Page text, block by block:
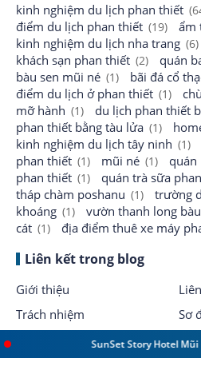
SunSet Story Hotel Mũi Né
kinh nghiệm du lịch phan thiết
điểm du lịch phan thiết (19) ẩm
kinh nghiệm du lịch nha trang (6)
khách sạn phan thiết (2) quán
bàu sen mũi né (1) bãi đá cổ
điểm du lịch ở phan thiết (1)
mỡ hành (1) du lịch phan thiết
phan thiết bằng tàu lửa (1)
kinh nghiệm du lịch tây ninh (1)
phan thiết (1) mũi né (1) quán
phan thiết (1) quán trà sữa
tháp chàm poshanu (1) trường
khoáng (1) vườn thanh long
cát (1) địa điểm thuê xe máy
Liên kết trong blog
Giới thiệu
Trách nhiệm
Sơ